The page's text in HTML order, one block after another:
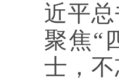
近平
聚焦“
士，